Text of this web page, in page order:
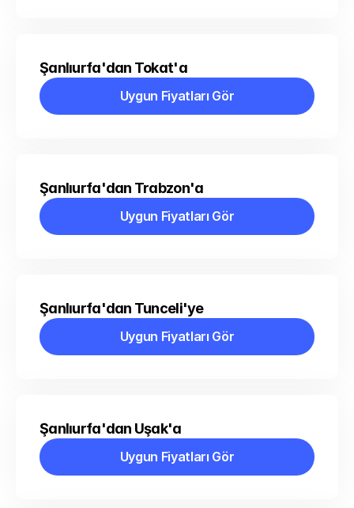
Şanlıurfa'dan Tokat'a
Uygun Fiyatları Gör
Uygun Fiyatları Gör
Şanlıurfa'dan Trabzon'a
Uygun Fiyatları Gör
Uygun Fiyatları Gör
Şanlıurfa'dan Tunceli'ye
Uygun Fiyatları Gör
Uygun Fiyatları Gör
Şanlıurfa'dan Uşak'a
Uygun Fiyatları Gör
Uygun Fiyatları Gör